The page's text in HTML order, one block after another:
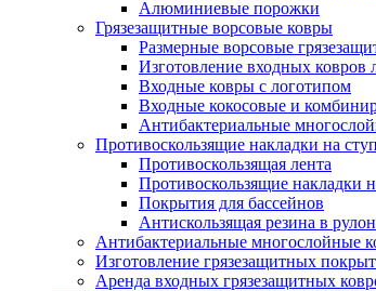
Алюминиевые порожки
Грязезащитные ворсовые ковры
Размерные ворсовые
Изготовление входных ковров
Входные ковры с логотипом
Входные кокосовые и
Антибактериальные
Противоскользящие накладки на
Противоскользящая лента
Противоскользящие накладки
Покрытия для бассейнов
Антискользящая резина в
Антибактериальные многослойные
Изготовление грязезащитных
Аренда входных грязезащитных